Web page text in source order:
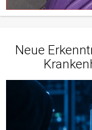
Neue